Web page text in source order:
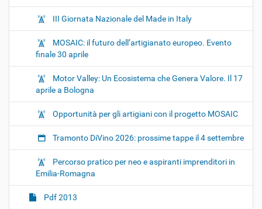
III Giornata Nazionale del Made in Italy
MOSAIC: il futuro dell’artigianato europeo. Evento
finale 30 aprile
Motor Valley: Un Ecosistema che Genera Valore. Il 17
aprile a Bologna
Opportunità per gli artigiani con il progetto MOSAIC
Tramonto DiVino 2026: prossime tappe il 4 settembre
Percorso pratico per neo e aspiranti imprenditori in
Emilia-Romagna
Pdf 2013